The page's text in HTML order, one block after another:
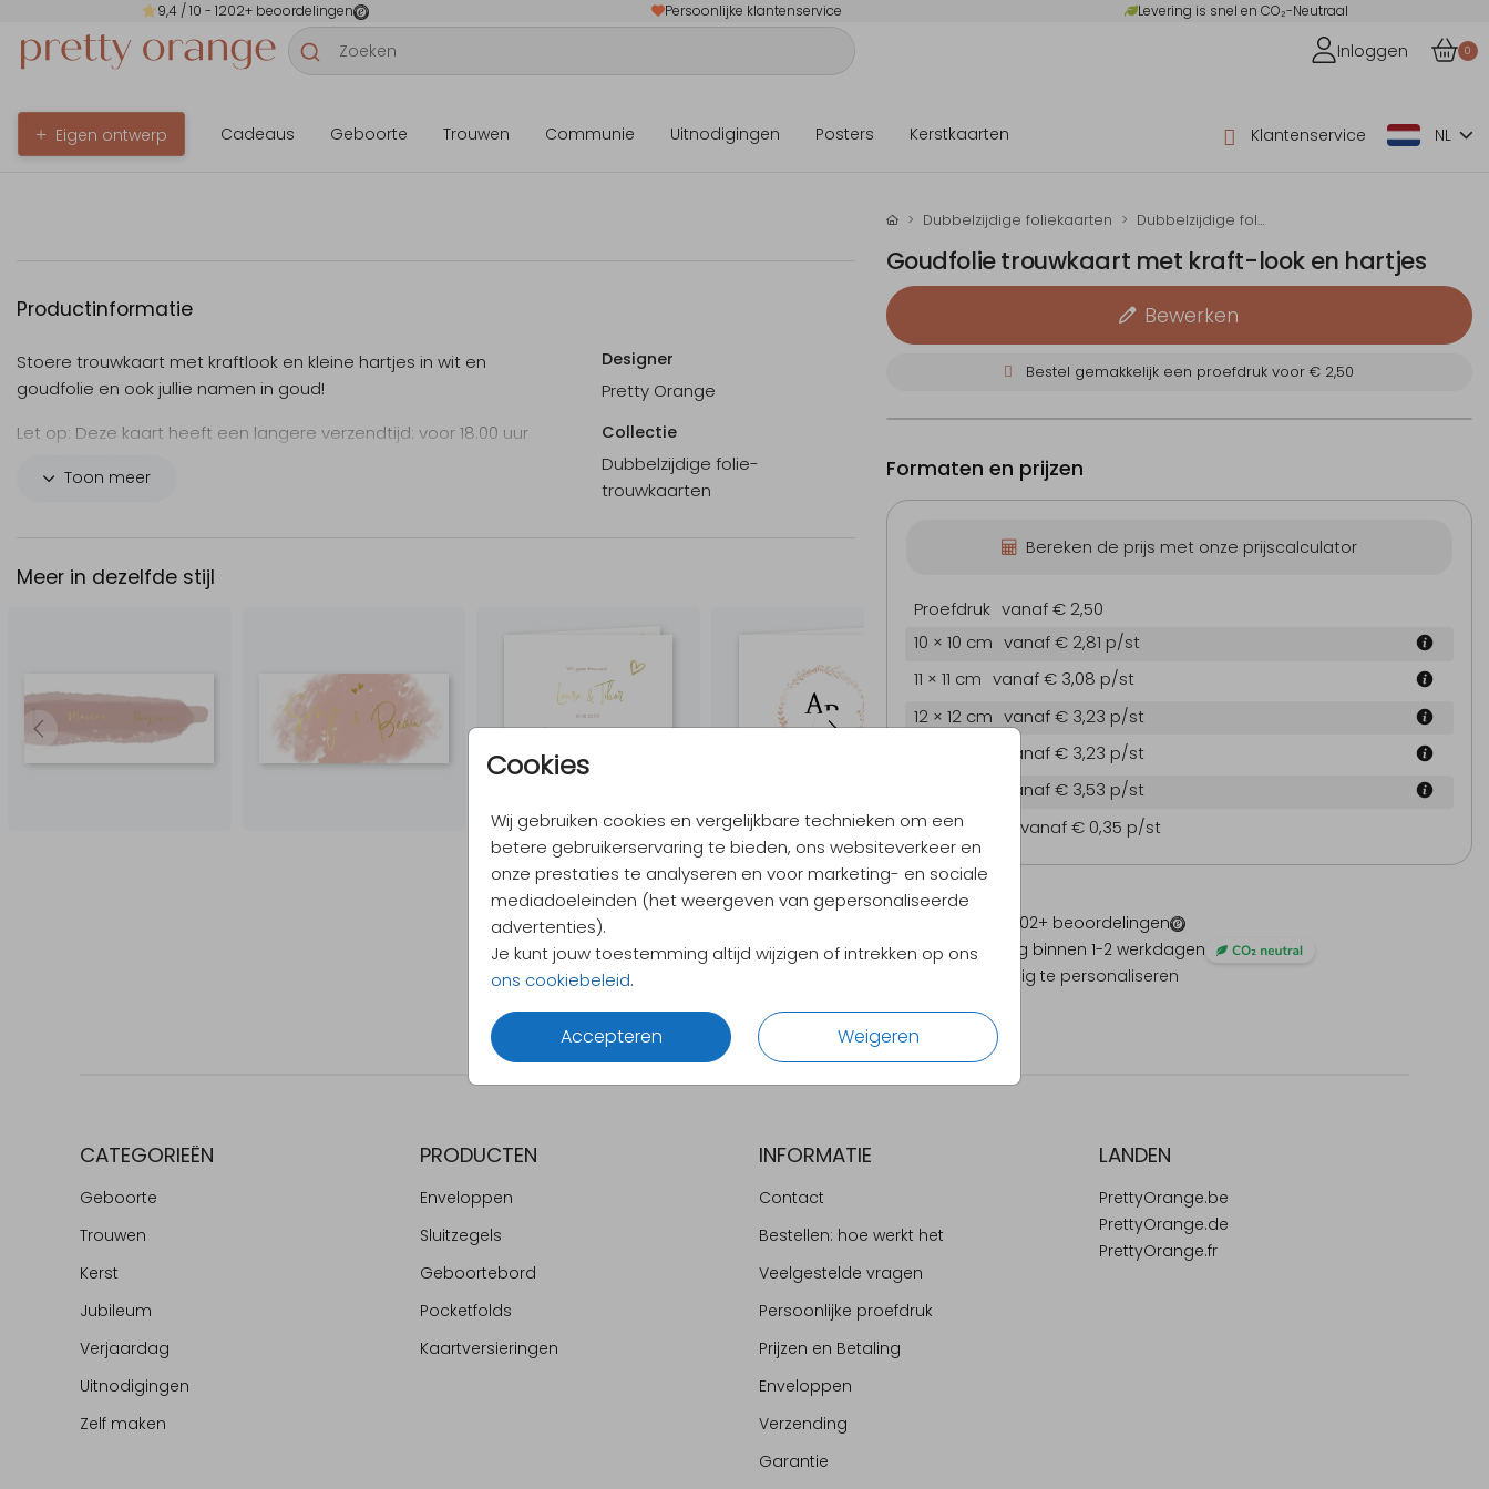
9,4/ 10 - 1202+ beoordelingen Persoonlijke klantenservice Levering is snel en CO₂-Neutraal
Inloggen 0
Eigen ontwerp Cadeaus Geboorte Trouwen Communie Uitnodigingen Posters Kerstkaarten Klantenservice NL
Cookies
Wij gebruiken cookies en vergelijkbare technieken om een
betere gebruikerservaring te bieden, ons websiteverkeer en
onze prestaties te analyseren en voor marketing- en sociale
mediadoeleinden (het weergeven van gepersonaliseerde
advertenties).
Je kunt jouw toestemming altijd wijzigen of intrekken op ons
ons cookiebeleid.
Accepteren Weigeren
Productinformatie
Stoere trouwkaart met kraftlook en kleine hartjes in wit en
goudfolie en ook jullie namen in goud!
Let op: Deze kaart heeft een langere verzendtijd: voor 18.00 uur
Toon meer
Designer
Pretty Orange
Collectie
Dubbelzijdige folie-
trouwkaarten
Meer in dezelfde stijl
Dubbelzijdige foliekaarten Dubbelzijdige folie-trouwkaarten
Goudfolie trouwkaart met kraft-look en hartjes
Bewerken
Bestel gemakkelijk een proefdruk voor€ 2,50
1202+ beoordelingen
Verzending binnen 1-2 werkdagen
Alles volledig te personaliseren
Formaten en prijzen
Bereken de prijs met onze prijscalculator
Proefdruk vanaf € 2,50
10 × 10 cm vanaf € 2,81 p/st
11 × 11 cm vanaf € 3,08 p/st
12 × 12 cm vanaf € 3,23 p/st
vanaf € 3,23 p/st
vanaf € 3,53 p/st
Enveloppen
vanaf € 0,35 p/st
CATEGORIEËN
Geboorte
Trouwen
Kerst
Jubileum
Verjaardag
Uitnodigingen
Zelf maken
PRODUCTEN
Enveloppen
Sluitzegels
Geboortebord
Pocketfolds
Kaartversieringen
INFORMATIE
Contact
Bestellen: hoe werkt het
Veelgestelde vragen
Persoonlijke proefdruk
Prijzen en Betaling
Enveloppen
Verzending
Garantie
LANDEN
PrettyOrange.be
PrettyOrange.de
PrettyOrange.fr